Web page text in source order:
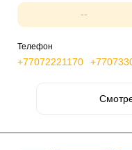
--
Телефон
+77072221170